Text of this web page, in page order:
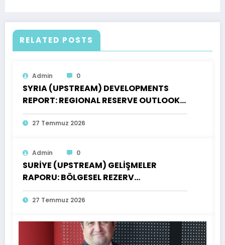
RELATED POSTS
Admin 0
SYRIA (UPSTREAM) DEVELOPMENTS
REPORT: REGIONAL RESERVE OUTLOOK,
OPEN PRODUCTION LICENSES AND AN
INVENTORY OF OPPORTUNITIES FOR
27 Temmuz 2026
Admin 0
SURİYE (UPSTREAM) GELİŞMELER
RAPORU: BÖLGESEL REZERV
GÖRÜNÜMÜ, AÇIK ÜRETİM LİSANSLARI
VE TÜRK YATIRIMCILARI İÇİN FIRSATLAR
27 Temmuz 2026